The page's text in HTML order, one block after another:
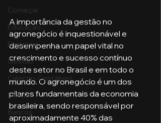
Começar
Educação
Emprego
Gestão
Ciências Contábeis
Direito
Bancos
A importância da gestão no
agronegócio é inquestionável e
desempenha um papel vital no
crescimento e sucesso contínuo
deste setor no Brasil e em todo o
mundo. O agronegócio é um dos
pilares fundamentais da economia
brasileira, sendo responsável por
aproximadamente 40% das